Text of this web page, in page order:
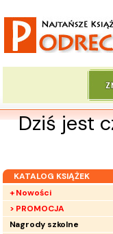
Dziś jest
KATALOG KSIĄŻEK
+ Nowości
> PROMOCJA
Nagrody szkolne